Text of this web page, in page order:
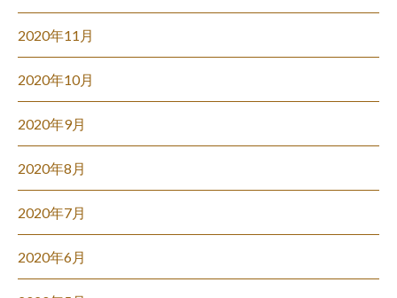
2020年11月
2020年10月
2020年9月
2020年8月
2020年7月
2020年6月